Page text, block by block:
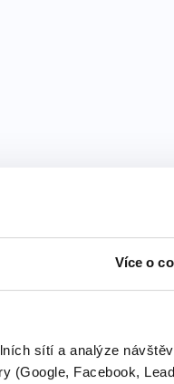
Více o
sítí a analýze
(Google, Facebook,